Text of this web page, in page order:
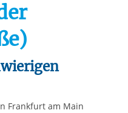
Frankfurt am Main